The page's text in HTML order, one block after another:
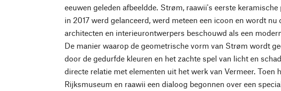
eeuwen geleden afbeeldde. Strøm, raawii's eerste
in 2017 werd gelanceerd, werd meteen een icoon en wordt nu
architecten en interieurontwerpers beschouwd als een
De manier waarop de geometrische vorm van Strøm wordt
door de gedurfde kleuren en het zachte spel van licht en
directe relatie met elementen uit het werk van Vermeer. Toen
Rijksmuseum en raawii een dialoog begonnen over een